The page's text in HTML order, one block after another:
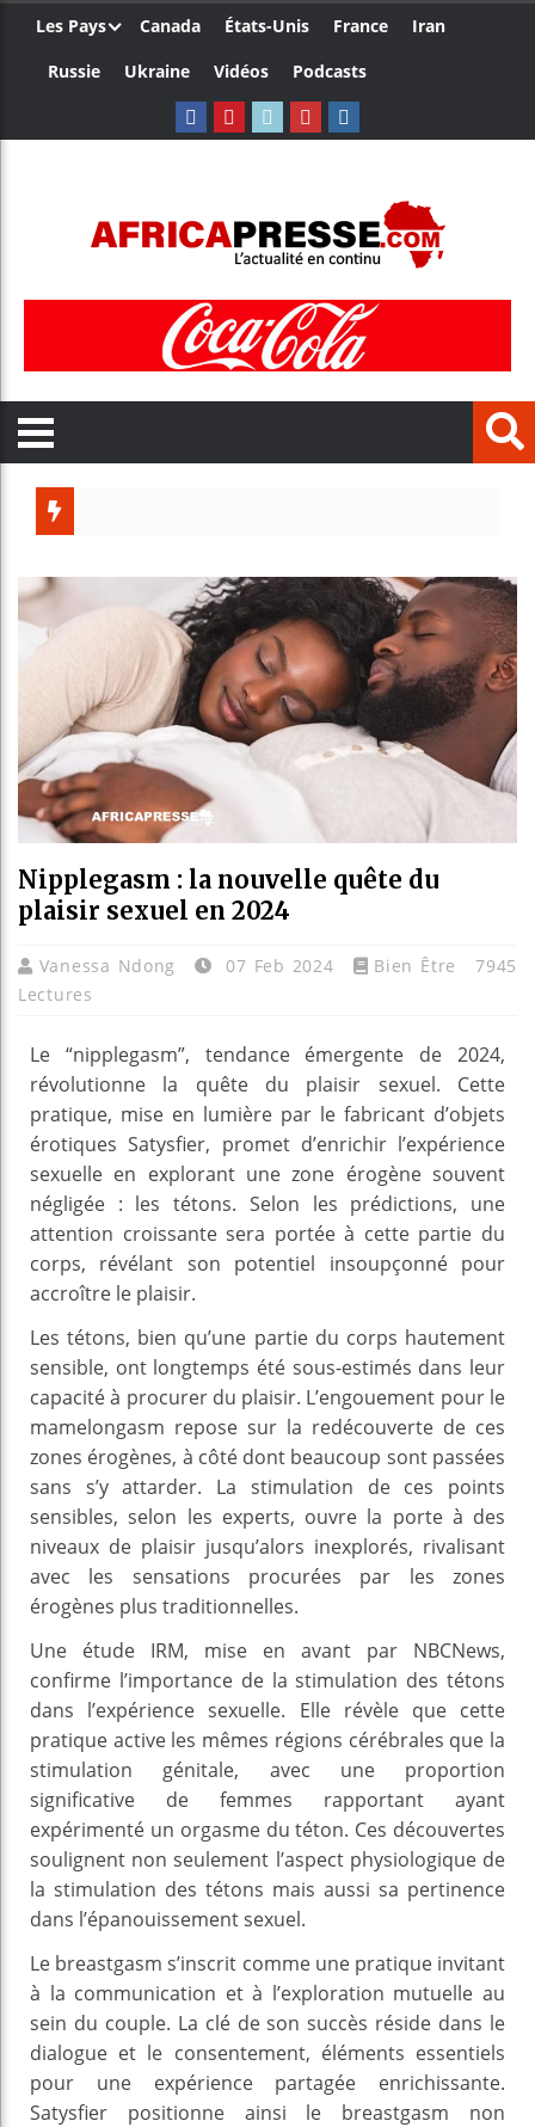
Les Pays Canada États-Unis France
Iran
Russie
Ukraine Vidéos Podcasts
Côte
Ceuta
Nipplegasm : la nouvelle quête du
plaisir sexuel en 2024
Vanessa Ndong 07 Feb 2024 Bien Être
7945
Lectures
Le “nipplegasm”, tendance émergente de 2024,
révolutionne la quête du plaisir sexuel. Cette
pratique, mise en lumière par le fabricant d’objets
érotiques Satysfier, promet d’enrichir l’expérience
sexuelle en explorant une zone érogène souvent
négligée : les tétons. Selon les prédictions, une
attention croissante sera portée à cette partie du
corps, révélant son potentiel insoupçonné pour
accroître le plaisir.
Les tétons, bien qu’une partie du corps hautement
sensible, ont longtemps été sous-estimés dans leur
capacité à procurer du plaisir. L’engouement pour le
mamelongasm repose sur la redécouverte de ces
zones érogènes, à côté dont beaucoup sont passées
sans s’y attarder. La stimulation de ces points
sensibles, selon les experts, ouvre la porte à des
niveaux de plaisir jusqu’alors inexplorés, rivalisant
avec les sensations procurées par les zones
érogènes plus traditionnelles.
Une étude IRM, mise en avant par NBCNews,
confirme l’importance de la stimulation des tétons
dans l’expérience sexuelle. Elle révèle que cette
pratique active les mêmes régions cérébrales que la
stimulation génitale, avec une proportion
significative de femmes rapportant ayant
expérimenté un orgasme du téton. Ces découvertes
soulignent non seulement l’aspect physiologique de
la stimulation des tétons mais aussi sa pertinence
dans l’épanouissement sexuel.
Le breastgasm s’inscrit comme une pratique invitant
à la communication et à l’exploration mutuelle au
sein du couple. La clé de son succès réside dans le
dialogue et le consentement, éléments essentiels
pour une expérience partagée enrichissante.
Satysfier positionne ainsi le breastgasm non